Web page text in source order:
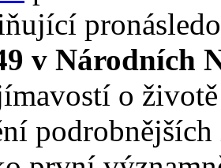
v Národních
o